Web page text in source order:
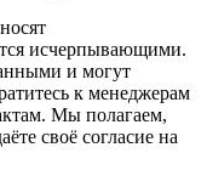
исчерпывающими.
и могут
к менеджерам
Мы полагаем,
своё согласие на